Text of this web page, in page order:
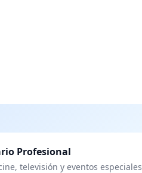
Profesional
televisión y eventos especiales